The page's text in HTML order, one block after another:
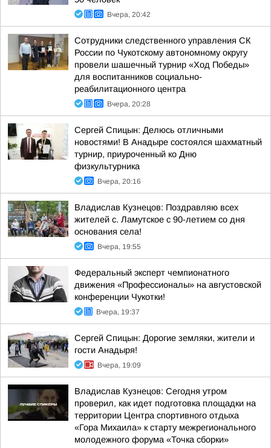
Вчера, 20:42
Сотрудники следственного управления СК
России по Чукотскому автономному округу
провели шашечный турнир «Ход Победы»
для воспитанников социально-
реабилитационного центра
Вчера, 20:28
Сергей Спицын: Делюсь отличными
новостями! В Анадыре состоялся шахматный
турнир, приуроченный ко Дню
физкультурника
Вчера, 20:16
Владислав Кузнецов: Поздравляю всех
жителей с. Ламутское с 90-летием со дня
основания села!
Вчера, 19:55
Федеральный эксперт чемпионатного
движения «Профессионалы» на августовской
конференции Чукотки!
Вчера, 19:37
Сергей Спицын: Дорогие земляки, жители и
гости Анадыря!
Вчера, 19:09
Владислав Кузнецов: Сегодня утром
проверил, как идет подготовка площадки на
территории Центра спортивного отдыха
«Гора Михаила» к старту межрегионального
молодежного форума «Точка сборки»